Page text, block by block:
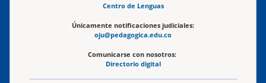
Centro de Lenguas
Únicamente notificaciones judiciales:
oju@pedagogica.edu.co
Comunicarse con nosotros:
Directorio digital